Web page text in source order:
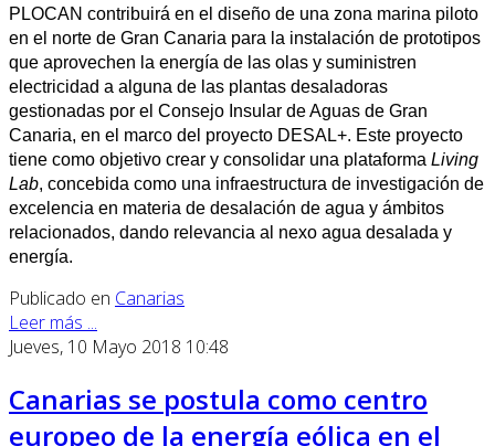
PLOCAN contribuirá en el diseño de una zona marina piloto
en el norte de Gran Canaria para la instalación de prototipos
que aprovechen la energía de las olas y suministren
electricidad a alguna de las plantas desaladoras
gestionadas por el Consejo Insular de Aguas de Gran
Canaria, en el marco del proyecto DESAL+. Este proyecto
tiene como objetivo crear y consolidar una plataforma Living
Lab, concebida como una infraestructura de investigación de
excelencia en materia de desalación de agua y ámbitos
relacionados, dando relevancia al nexo agua desalada y
energía.
Publicado en Canarias
Leer más ...
Jueves, 10 Mayo 2018 10:48
Canarias se postula como centro
europeo de la energía eólica en el